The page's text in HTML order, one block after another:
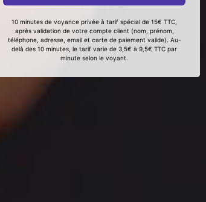
10 minutes de voyance privée à tarif spécial de 15€ TTC,
après validation de votre compte client (nom, prénom,
téléphone, adresse, email et carte de paiement valide). Au-
delà des 10 minutes, le tarif varie de 3,5€ à 9,5€ TTC par
minute selon le voyant.